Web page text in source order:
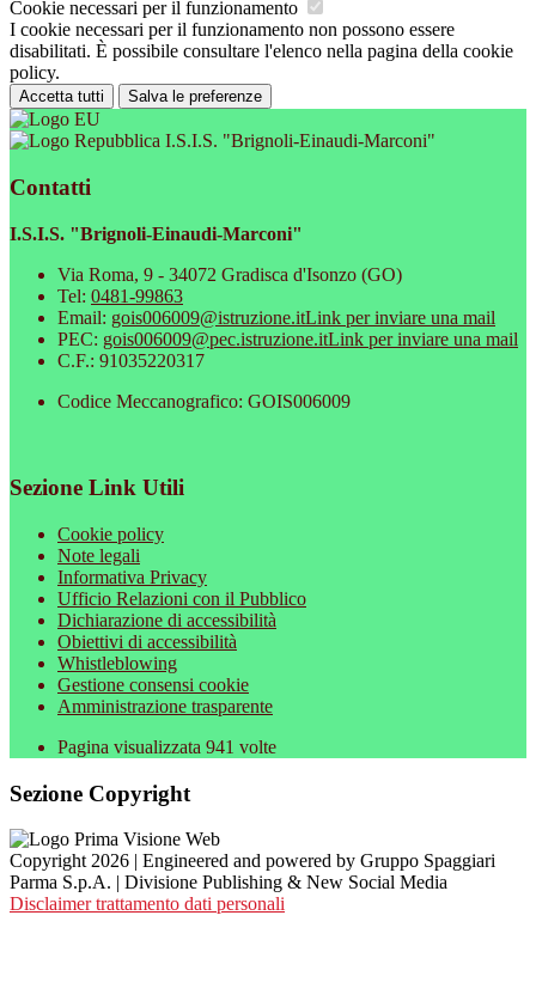
Cookie necessari per il funzionamento
I cookie necessari per il funzionamento non possono essere
disabilitati. È possibile consultare l'elenco nella pagina della cookie
policy.
Accetta tutti Salva le preferenze
I.S.I.S. "Brignoli-Einaudi-Marconi"
Contatti
I.S.I.S. "Brignoli-Einaudi-Marconi"
Via Roma, 9 - 34072 Gradisca d'Isonzo (GO)
Tel: 0481-99863
Email: gois006009@istruzione.itLink per inviare una mail
PEC: gois006009@pec.istruzione.itLink per inviare una mail
C.F.: 91035220317
Codice Meccanografico: GOIS006009
Sezione Link Utili
Cookie policy
Note legali
Informativa Privacy
Ufficio Relazioni con il Pubblico
Dichiarazione di accessibilità
Obiettivi di accessibilità
Whistleblowing
Gestione consensi cookie
Amministrazione trasparente
Pagina visualizzata 941 volte
Sezione Copyright
Copyright 2026 | Engineered and powered by Gruppo Spaggiari
Parma S.p.A. | Divisione Publishing & New Social Media
Disclaimer trattamento dati personali